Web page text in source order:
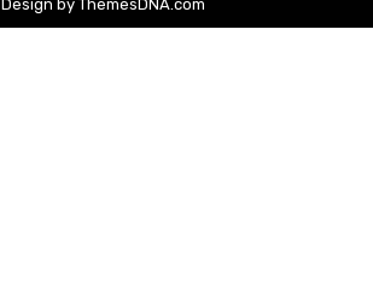
Design by ThemesDNA.com